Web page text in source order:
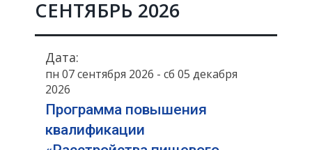
СЕНТЯБРЬ 2026
Дата:
пн 07 сентября 2026 - сб 05 декабря
2026
Программа повышения
квалификации